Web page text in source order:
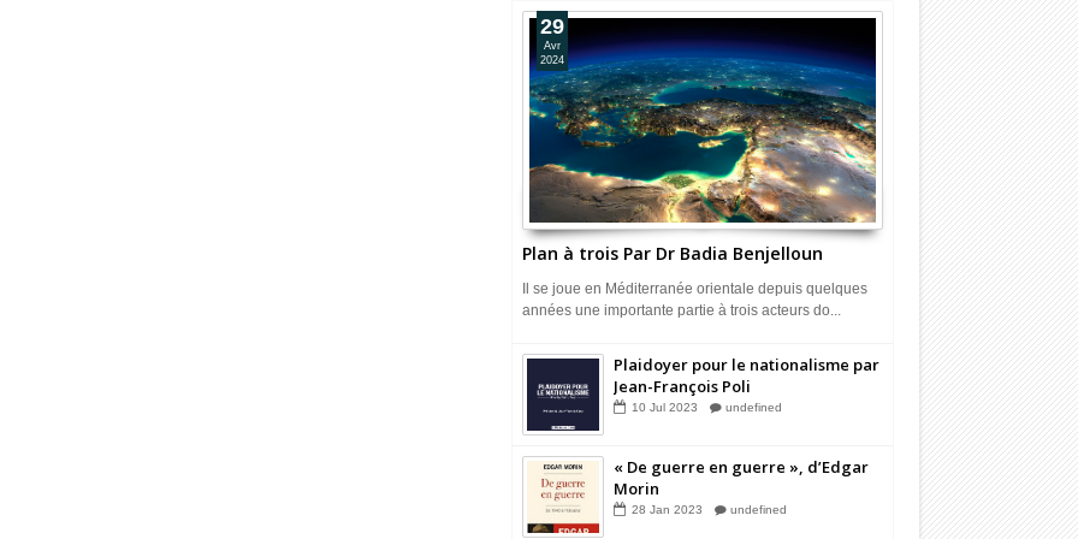
Plan à trois Par Dr Badia Benjelloun
29
Avr
2024
Il se joue en Méditerranée orientale depuis quelques
années une importante partie à trois acteurs do...
Plaidoyer pour le nationalisme par
Jean-François Poli
10 Jul 2023 undefined
« De guerre en guerre », d’Edgar
Morin
28 Jan 2023 undefined